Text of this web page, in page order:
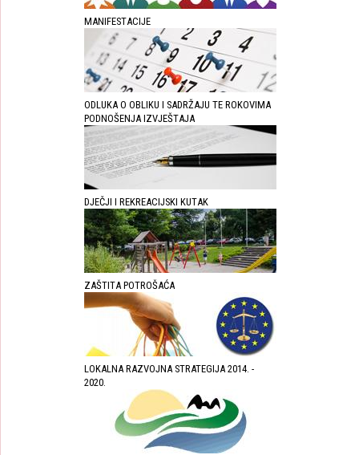
MANIFESTACIJE
ODLUKA O OBLIKU I SADRŽAJU TE ROKOVIMA
PODNOŠENJA IZVJEŠTAJA
DJEČJI I REKREACIJSKI KUTAK
ZAŠTITA POTROŠAĆA
LOKALNA RAZVOJNA STRATEGIJA 2014. -
2020.